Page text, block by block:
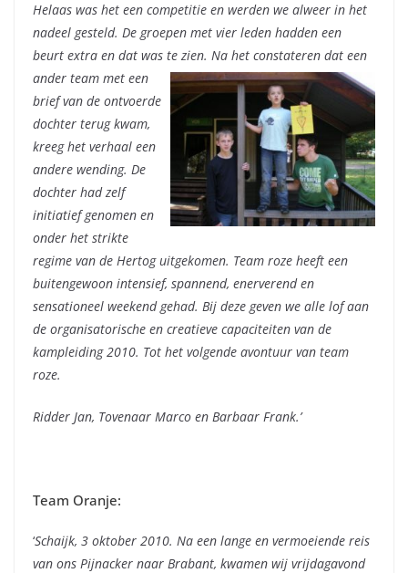
Helaas was het een competitie en werden we alweer in het
nadeel gesteld. De groepen met vier leden hadden een
beurt extra en dat was te zien. Na het constateren dat een
ander team met een
brief van de ontvoerde
dochter terug kwam,
kreeg het verhaal een
andere wending. De
dochter had zelf
initiatief genomen en
onder het strikte
regime van de Hertog uitgekomen. Team roze heeft een
buitengewoon intensief, spannend, enerverend en
sensationeel weekend gehad. Bij deze geven we alle lof aan
de organisatorische en creatieve capaciteiten van de
kampleiding 2010. Tot het volgende avontuur van team
roze.
Ridder Jan, Tovenaar Marco en Barbaar Frank.’
Team Oranje:
‘Schaijk, 3 oktober 2010. Na een lange en vermoeiende reis
van ons Pijnacker naar Brabant, kwamen wij vrijdagavond